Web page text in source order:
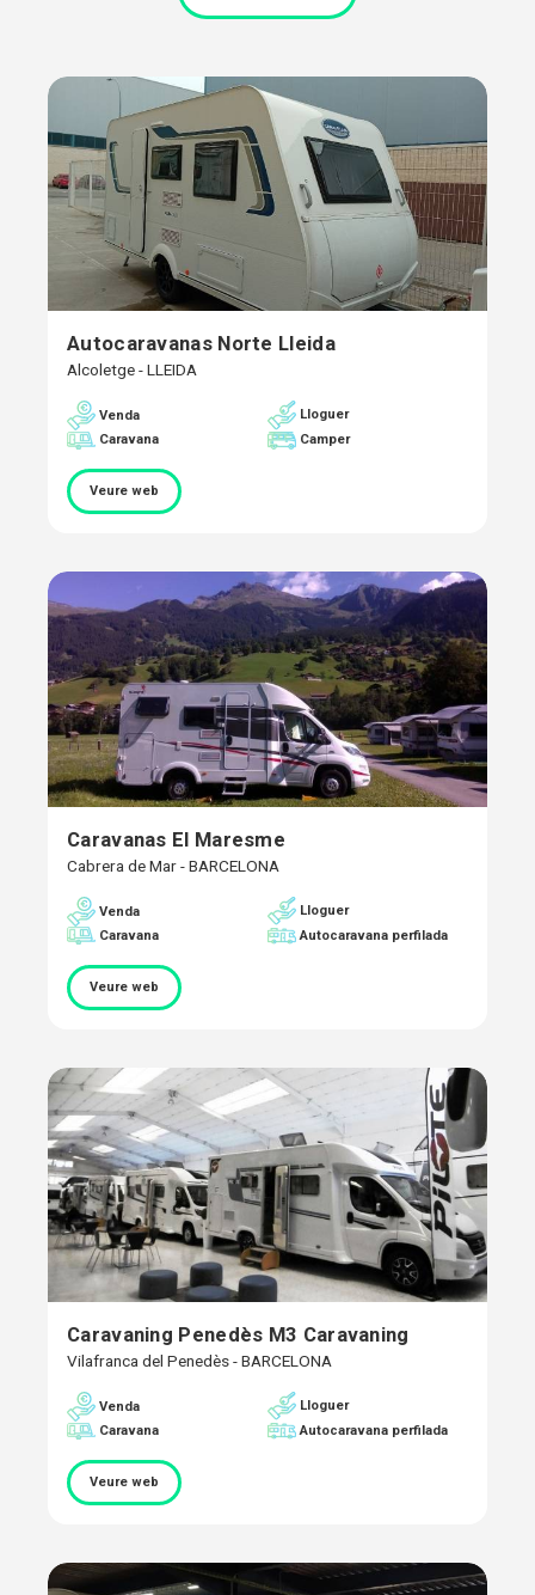
Autocaravanas Norte Lleida
Alcoletge - LLEIDA
Venda
Lloguer
Caravana
Camper
Veure web
Caravanas El Maresme
Cabrera de Mar - BARCELONA
Venda
Lloguer
Caravana
Autocaravana perfilada
Veure web
Caravaning Penedès M3 Caravaning
Vilafranca del Penedès - BARCELONA
Venda
Lloguer
Caravana
Autocaravana perfilada
Veure web